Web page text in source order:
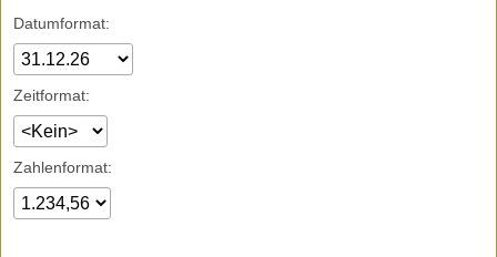
Datumformat:
Zeitformat:
Zahlenformat: